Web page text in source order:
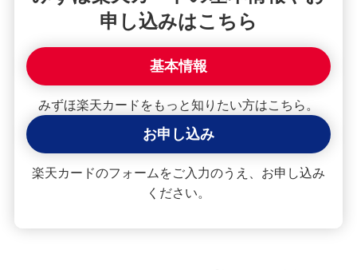
クレジットカードの住所変更手続を紹介！タイミ
クレジットカードで分割払い・あとから分割を利
用する手順は？手数料やメリットも紹介
2枚目のクレジットカードを持つメリット・デメリ
ットは？選び方や使い分けも解説
クレジットカードの引き落とし日（支払日）はい
申し込みはこちら
基本情報
みずほ楽天カードをもっと知りたい方はこちら。
お申し込み
楽天カードのフォームをご入力のうえ、お申し込み
ください。